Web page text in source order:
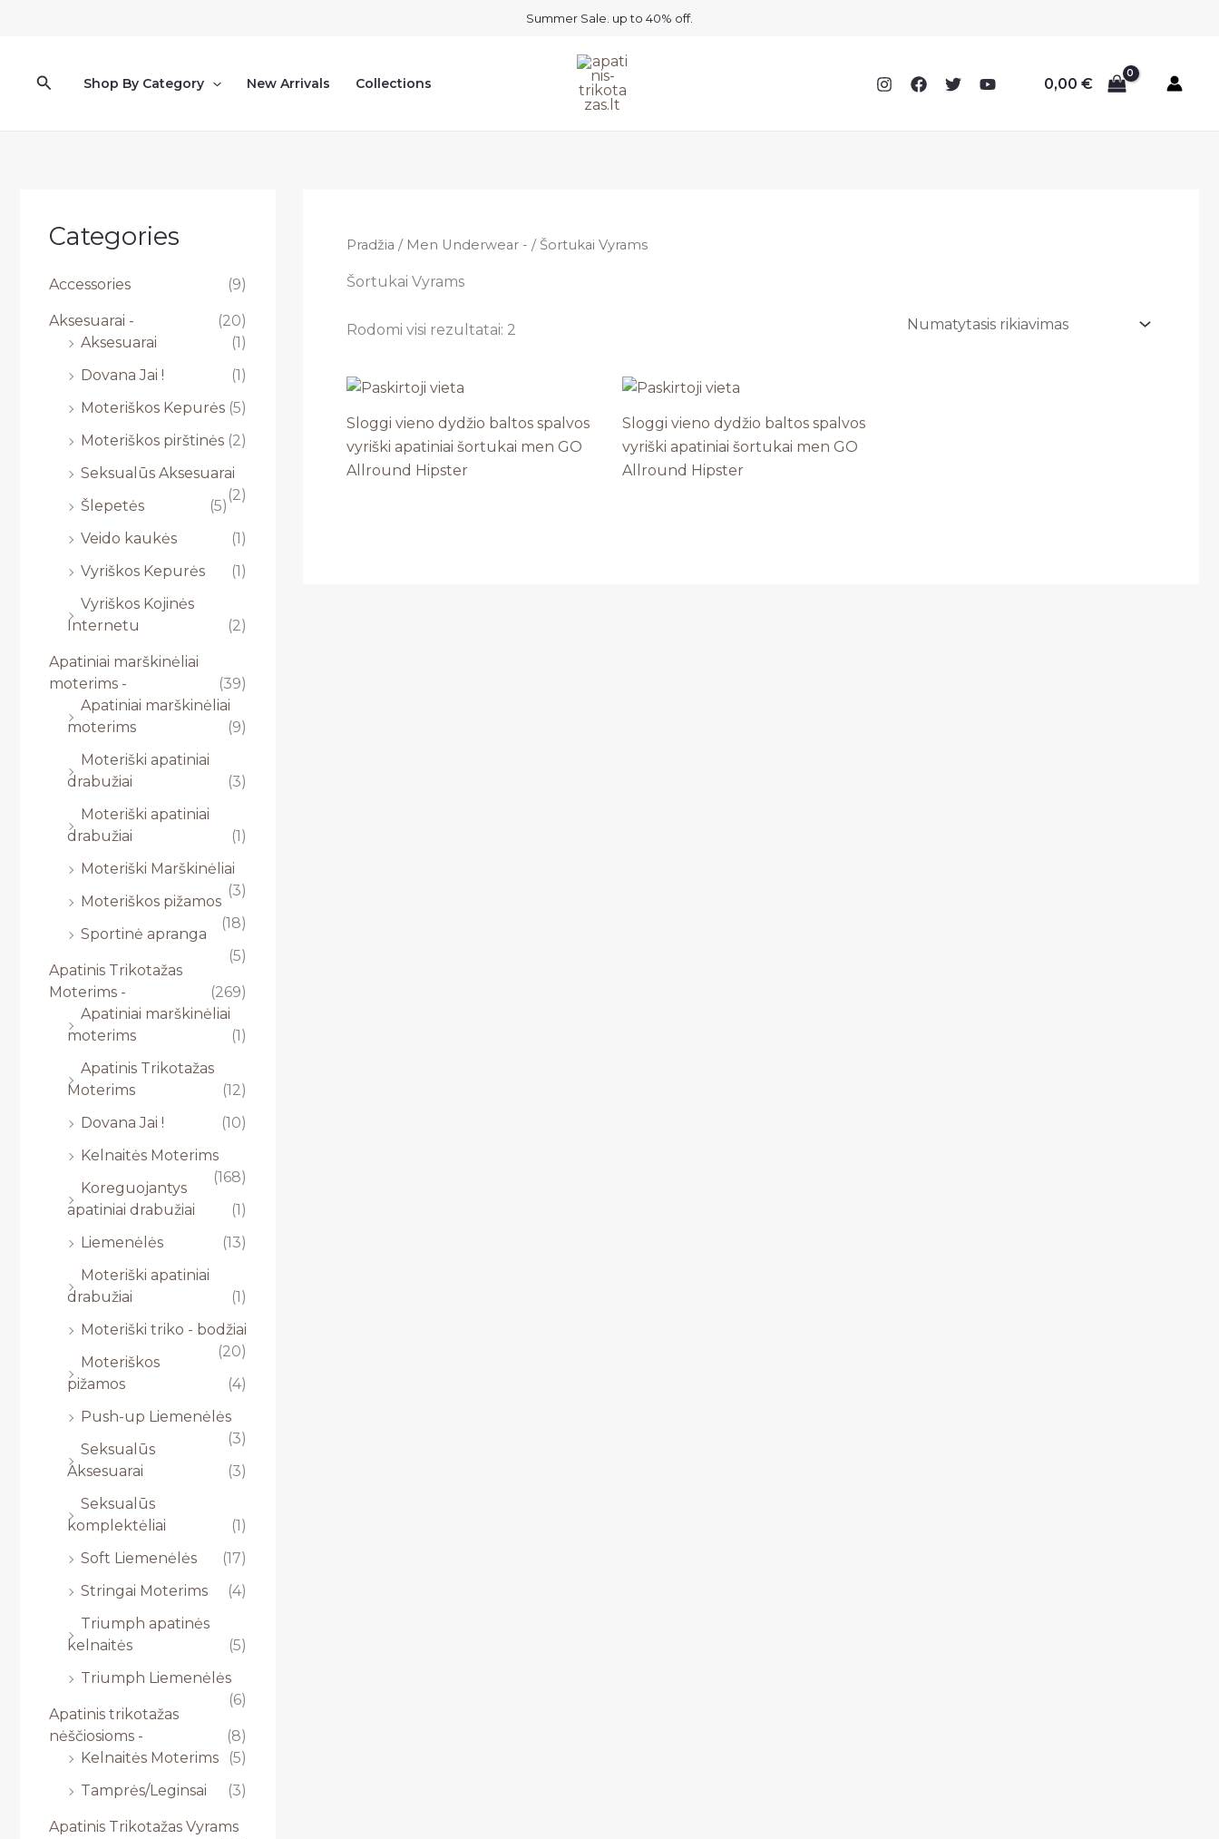
Summer Sale. up to 40% off.
PaieškaShop By Category New Arrivals Collections 0,00 €
Categories
Accessories (9)
Aksesuarai -
(20)
Aksesuarai
(1)
Dovana Jai !
(1)
Moteriškos Kepurės (5)
Moteriškos pirštinės (2)
Seksualūs Aksesuarai
(2)
Šlepetės
(5)
Veido kaukės
(1)
Vyriškos Kepurės
(1)
Vyriškos Kojinės
Internetu
(2)
Apatiniai marškinėliai
moterims -
(39)
Apatiniai marškinėliai
moterims
(9)
Moteriški apatiniai
drabužiai
(3)
Moteriški apatiniai
drabužiai
(1)
Moteriški Marškinėliai
(3)
Moteriškos pižamos
(18)
Sportinė apranga
(5)
Apatinis Trikotažas
Moterims -
(269)
Apatiniai marškinėliai
moterims
(1)
Apatinis Trikotažas
Moterims
(12)
Dovana Jai !
(10)
Kelnaitės Moterims
(168)
Koreguojantys
apatiniai drabužiai
(1)
Liemenėlės
(13)
Moteriški apatiniai
drabužiai
(1)
Moteriški triko - bodžiai
(20)
Moteriškos
pižamos
(4)
Push-up Liemenėlės
(3)
Seksualūs
Aksesuarai
(3)
Seksualūs
komplektėliai
(1)
Soft Liemenėlės
(17)
Stringai Moterims
(4)
Triumph apatinės
kelnaitės
(5)
Triumph Liemenėlės
(6)
Apatinis trikotažas
nėščiosioms -
(8)
Kelnaitės Moterims
(5)
Tamprės/Leginsai
(3)
Apatinis Trikotažas Vyrams
Pradžia / Men Underwear - / Šortukai Vyrams
Šortukai Vyrams
Rodomi visi rezultatai: 2
Sloggi vieno dydžio baltos spalvos
vyriški apatiniai šortukai men GO
Allround Hipster
Sloggi vieno dydžio baltos spalvos
vyriški apatiniai šortukai men GO
Allround Hipster